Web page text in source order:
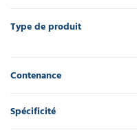
Type de produit
Contenance
Spécificité